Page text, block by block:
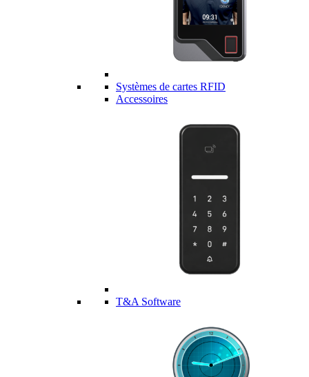
Systèmes de cartes RFID
Accessoires
T&A Software